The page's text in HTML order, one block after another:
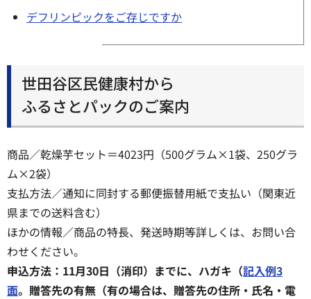
デフリンピックをご存じですか
世田谷区民健康村から
ふるさとパックのご案内
商品／乾燥芋セット＝4023円（500グラム×1袋、250グラ
ム×2袋）
支払方法／通知に同封する郵便振替用紙で支払い（関東近
県までの送料含む）
ほかの情報／商品の特長、発送時期等詳しくは、お問い合
わせください。
申込方法：11月30日（消印）までに、ハガキ（記入例3
面。贈答先の有無（有の場合は、贈答先の住所・氏名・電